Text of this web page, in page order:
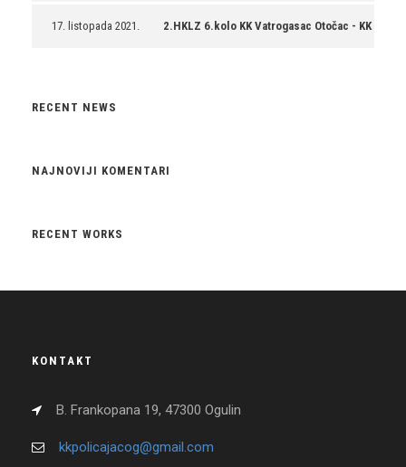
17. listopada 2021. 2.HKLZ 6.kolo KK Vatrogasac Otočac - KK
RECENT NEWS
NAJNOVIJI KOMENTARI
RECENT WORKS
KONTAKT
B. Frankopana 19, 47300 Ogulin
kkpolicajacog@gmail.com